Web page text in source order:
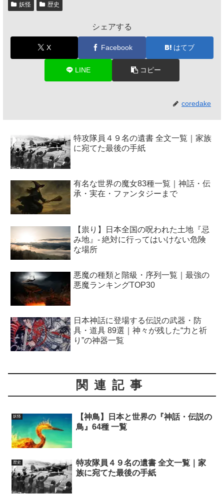
妖怪 歴史
シェアする
X Facebook はてブ
LINE コピー
coredake
特攻隊員４９名の遺書 全文一覧｜家族
に宛てた最後の手紙
有名な世界の魔女83種一覧｜神話・伝
承・実在・ファンタジーまで
【祟り】日本全国の呪われた土地『忌
み地』- 絶対に行ってはいけない危険
な場所
悪魔の種類と階級・序列一覧｜最強の
悪魔ランキングTOP30
日本神話に登場する伝説の武器・防
具・道具 89選｜神々が残した“力と祈
り”の神器一覧
関連記事
妖怪
【神鳥】日本と世界の『神話・伝説の
鳥』64種 一覧
歴史
特攻隊員４９名の遺書 全文一覧｜家
族に宛てた最後の手紙